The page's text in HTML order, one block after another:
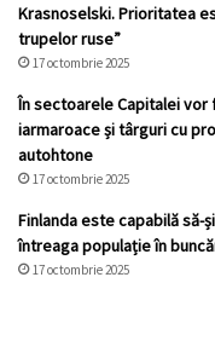
Krasnoselski. Prioritatea
trupelor ruse”
17 octombrie 2025
În sectoarele Capitalei vor
iarmaroace și târguri cu
autohtone
17 octombrie 2025
Finlanda este capabilă să-
întreaga populație în
17 octombrie 2025